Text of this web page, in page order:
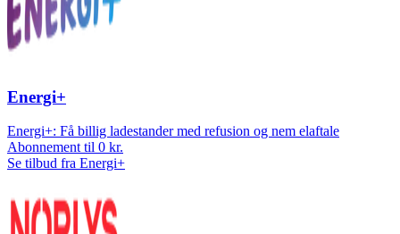
Energi+
Energi+: Få billig ladestander med refusion og nem elaftale
Abonnement til 0 kr.
Se tilbud fra Energi+